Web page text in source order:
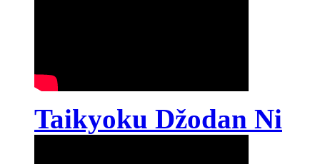
Taikyoku Džodan Ni